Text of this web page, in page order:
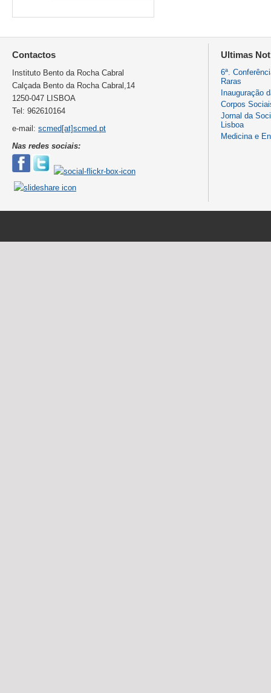
Contactos
Instituto Bento da Rocha Cabral
Calçada Bento da Rocha Cabral,14
1250-047 LISBOA
Tel: 962610164
e-mail: scmed[at]scmed.pt
Nas redes sociais:
Ultimas
6ª.
Raras
Inauguração
Corpos
Jornal da
Lisboa
Medicina e